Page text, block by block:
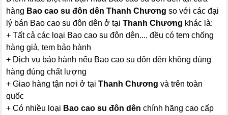
hàng Bao cao su đôn dên Thanh Chương so với các đại
lý bán Bao cao su đôn dên ở tạiThanh Chương khác là:
+ Tất cả các loại Bao cao su đôn dên.... đều có tem chống
hàng giả, tem bảo hành
+ Dịch vụ bảo hành nếu Bao cao su đôn dên không đúng
hàng đúng chất lượng
+ Giao hàng tận nơi ở tạiThanh Chương và trên toàn
quốc
+ Có nhiều loại Bao cao su đôn dên chính hãng cao cấp